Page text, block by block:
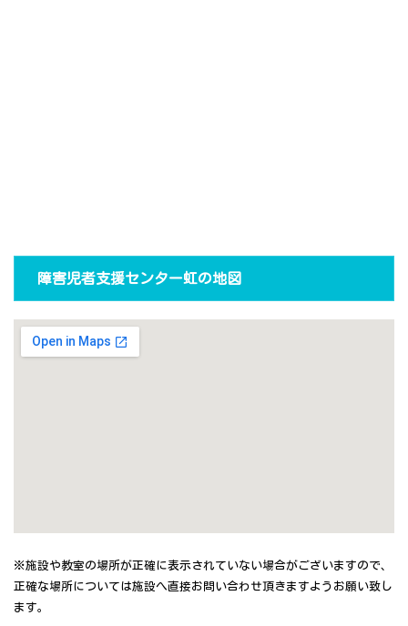
障害児者支援センター虹の地図
※施設や教室の場所が正確に表示されていない場合がございますので、
正確な場所については施設へ直接お問い合わせ頂きますようお願い致し
ます。